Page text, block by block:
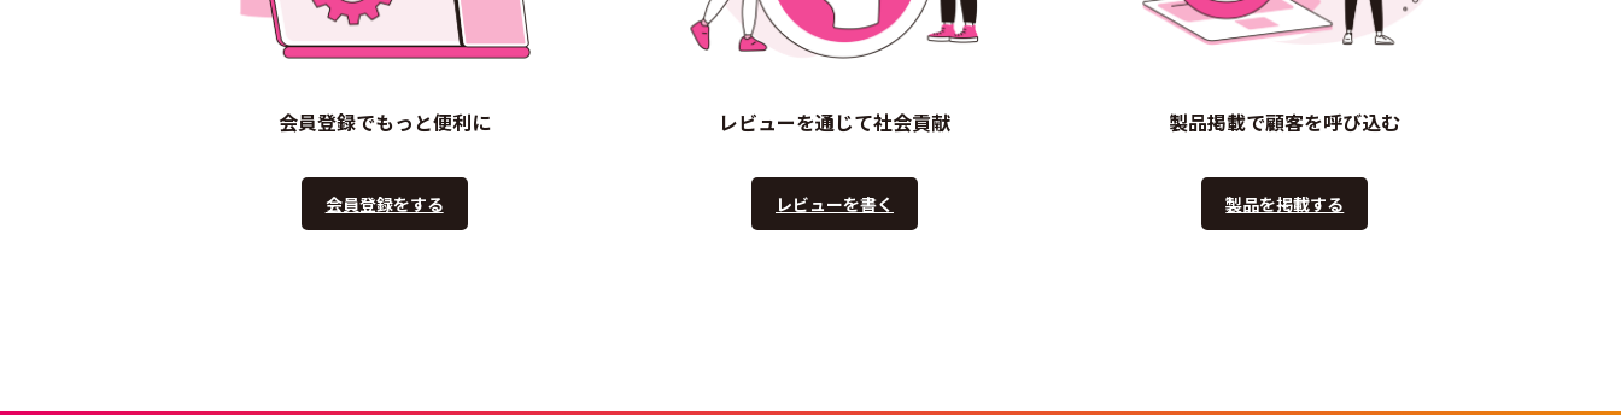
会員登録でもっと便利に
会員登録をする
レビューを通じて社会貢献
レビューを書く
製品掲載で顧客を呼び込む
製品を掲載する